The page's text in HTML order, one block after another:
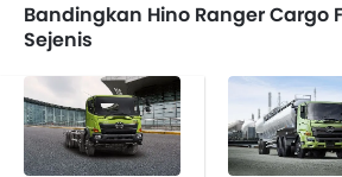
Bandingkan Hino Ranger Cargo
Sejenis